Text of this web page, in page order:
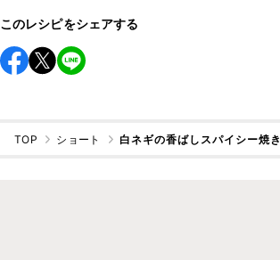
このレシピをシェアする
TOP ショート 白ネギの香ばしスパイシー焼き